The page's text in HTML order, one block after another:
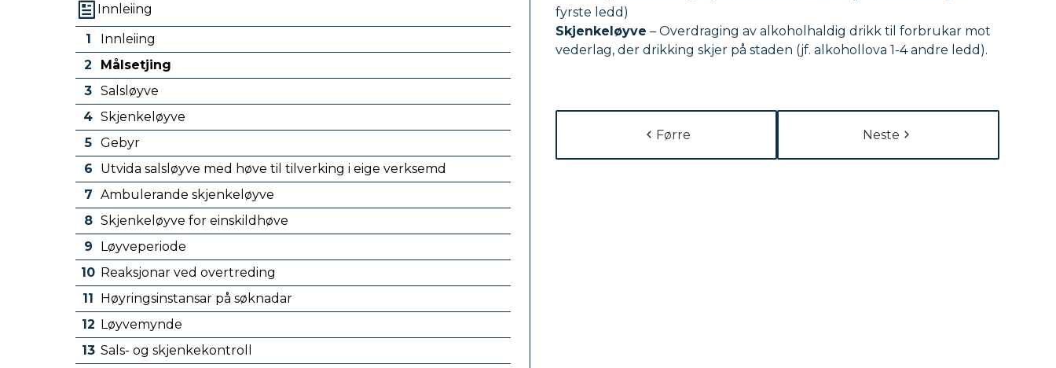
Innleiing
1
Innleiing
2
Målsetjing
3 Salsløyve
4 Skjenkeløyve
5
Gebyr
6
Utvida salsløyve med høve til tilverking i eige verksemd
7 Ambulerande skjenkeløyve
8 Skjenkeløyve for einskildhøve
9
Løyveperiode
10 Reaksjonar ved overtreding
11 Høyringsinstansar på søknadar
12 Løyvemynde
13 Sals- og skjenkekontroll
fyrste ledd)
Skjenkeløyve – Overdraging av alkoholhaldig drikk til forbrukar mot
vederlag, der drikking skjer på staden (jf. alkohollova 1-4 andre ledd).
Førre Neste